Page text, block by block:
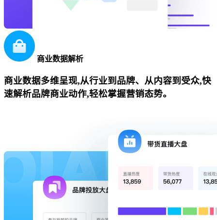
商业数据解析
商业数据多维呈现,从行业到品牌、从内容到受众,快
速解析品牌商业动作,轻松掌握营销态势。